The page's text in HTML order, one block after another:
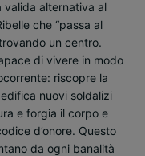
valida alternativa al
che “passa al
un centro.
di vivere in modo
riscopre la
nuovi soldalizi
e forgia il corpo e
d’onore. Questo
da ogni banalità